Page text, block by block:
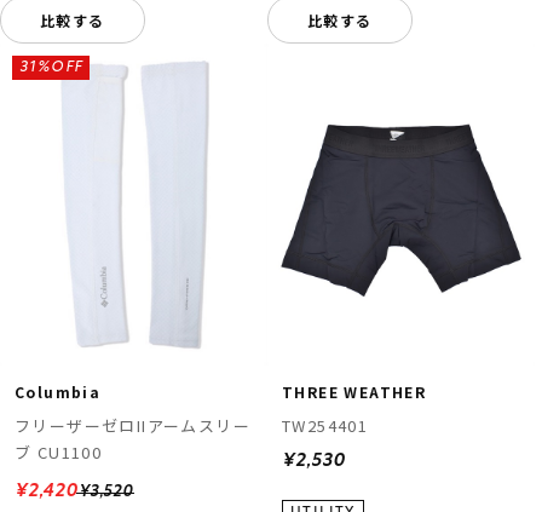
比較する 比較する
Columbia
フリーザーゼロIIアームスリー
ブ CU1100
¥3,520
31%OFF
¥2,420
THREE WEATHER
TW254401
¥2,530